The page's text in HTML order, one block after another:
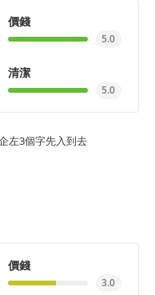
價錢
5.0
清潔
5.0
左3個字先入到去
價錢
3.0